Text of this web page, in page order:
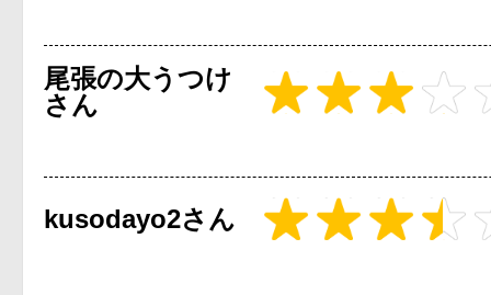
尾張の大うつけ
さん
kusodayo2さん